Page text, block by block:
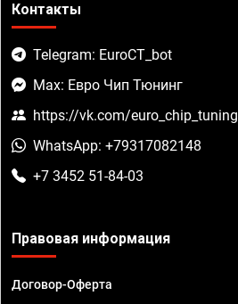
Контакты
Telegram: EuroCT_bot
Max: Евро Чип Тюнинг
https://vk.com/euro_chip_tuning
WhatsApp: +79317082148
+7 3452 51-84-03
Правовая информация
Договор-Оферта